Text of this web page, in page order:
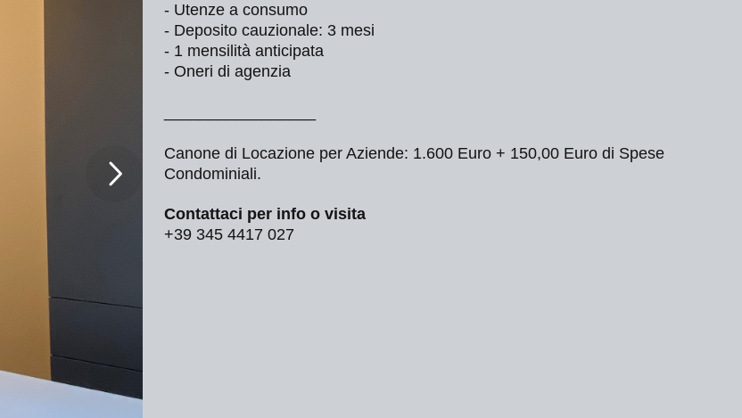
- Utenze a consumo
- Deposito cauzionale: 3 mesi
- 1 mensilità anticipata
- Oneri di agenzia
Canone di Locazione per Aziende: 1.600 Euro + 150,00 Euro di Spese
Condominiali.
Contattaci per info o visita
+39 345 4417 027